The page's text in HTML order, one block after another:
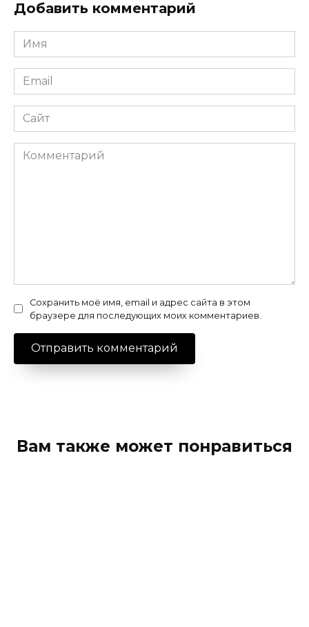
Добавить комментарий
Имя
*
Email
*
Сайт
Комментарий
Сохранить моё имя, email и адрес сайта в этом
браузере для последующих моих комментариев.
Вам также может понравиться